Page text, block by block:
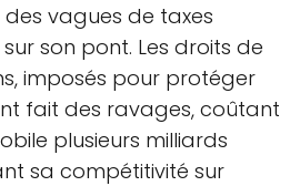
vagues de taxes
son pont. Les droits de
imposés pour protéger
fait des ravages, coûtant
plusieurs milliards
sa compétitivité sur